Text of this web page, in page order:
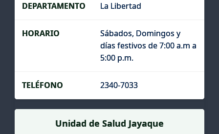
La Libertad
Sábados, Domingos y
días festivos de 7:00 a.m a
5:00 p.m.
2340-7033
Unidad de Salud Jayaque